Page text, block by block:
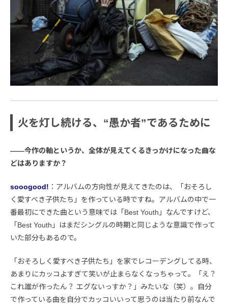
火を灯し続ける、“愚か者”であるために
――今作の軸というか、全体が見えてくるきっかけになった曲な
どはありますか？
sooogood! ：アルバムの方向性が見えてきたのは、「おそろし
く愛すべき子供たち」を作っている時ですね。アルバムの中で一
番最初にできた曲という意味では「Best Youth」なんですけど、
「Best Youth」はまだシングルの時期と同じような意識で作って
いた部分もあるので。
「おそろしく愛すべき子供たち」を家でレコーデングしてる時、
あまりにカッコよすぎて笑いが止まらなくなっちゃって。「え？
これ誰が作ったん？ エグないっすか？」みたいな（笑）。自分
で作っている曲を自分でカッコいいって思うのは当たり前なんで